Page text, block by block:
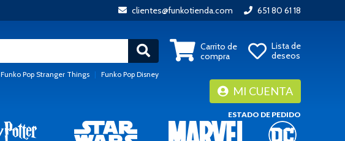
clientes@funkotienda.com 651 80 61 18
Funko Pop Stranger Things | Funko Pop Disney
Carrito de
compra
Lista de
deseos
MI CUENTA
ESTADO DE PEDIDO